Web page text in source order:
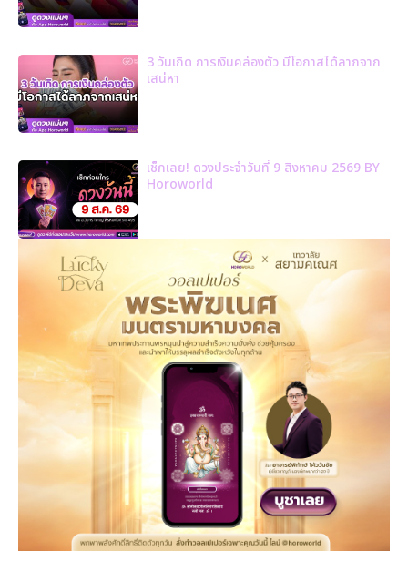
3 วันเกิด การเงินคล่องตัว มีโอกาสได้ลาภจาก
เสน่หา
เช็กเลย! ดวงประจำวันที่ 9 สิงหาคม 2569 BY
Horoworld